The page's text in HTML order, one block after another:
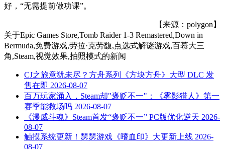
好，“无需提前做功课”。
【来源：polygon】
关于Epic Games Store,Tomb Raider 1-3 Remastered,Down in
Bermuda,免费游戏,劳拉·克劳馥,点选式解谜游戏,百慕大三
角,Steam,视觉效果,拍照模式的新闻
CJ之旅意犹未尽？方舟系列《方块方舟》大型 DLC 发
售在即 2026-08-07
百万玩家涌入，Steam却"褒贬不一"：《雾影猎人》第一
赛季能救场吗 2026-08-07
《漫威斗魂》Steam首发“褒贬不一” PC版优化逆天 2026-
08-07
触摸系统更新！瑟瑟游戏《嗜血印》大更新上线 2026-
08-07